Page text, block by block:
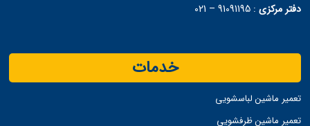
دفتر مرکزی :
91091195 – 021
خدمات
تعمیر ماشین لباسشویی
تعمیر ماشین ظرفشویی